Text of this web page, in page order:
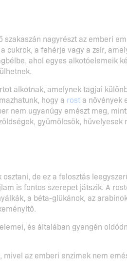
nagyrészt az emberi
cukrok, a fehérje vagy a zsír,
ahol egyes alkotóelemeik
alkotnak, amelynek tagjai
hogy a rost a növények
nem ugyanúgy emészt meg,
gyümölcsök, hüvelyesek
de ez a felosztás
is fontos szerepet játszik. A
a béta-glükánok, az
és általában gyengén
az emberi enzimek nem